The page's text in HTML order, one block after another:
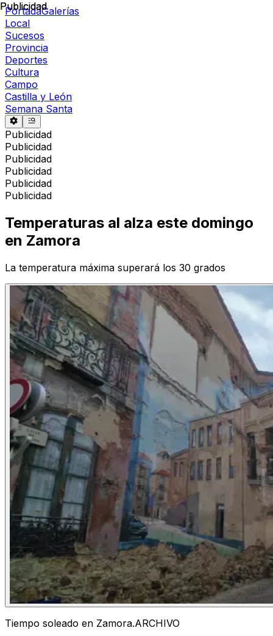
PortadaGalerías
Local
Sucesos
Provincia
Deportes
Cultura
Campo
Castilla y León
Semana Santa
Publicidad
Publicidad
Publicidad
Publicidad
Publicidad
Publicidad
Publicidad
Temperaturas al alza este domingo
en Zamora
La temperatura máxima superará los 30 grados
Tiempo soleado en Zamora.ARCHIVO
Publicidad